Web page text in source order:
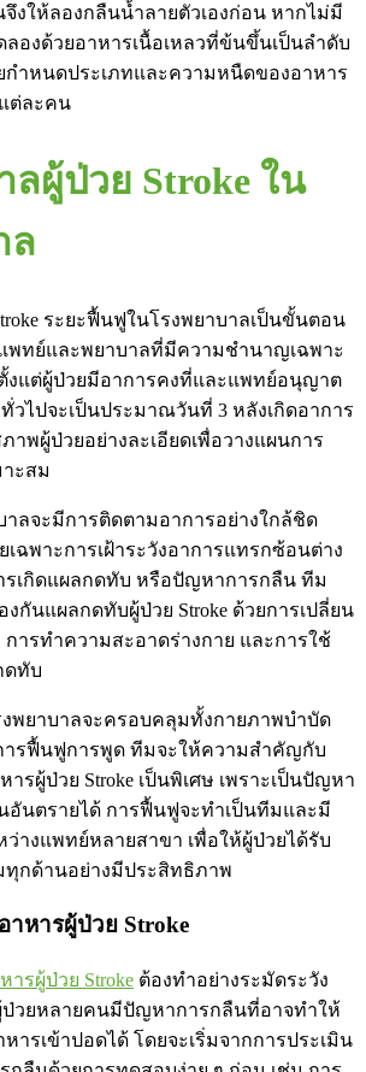
งให้ลองกลืนน้ำลายตัวเองก่อน หากไม่มี
ลองด้วยอาหารเนื้อเหลวที่ข้นขึ้นเป็นลำดับ
กำหนดประเภทและความหนืดของอาหาร
ต่ละคน
ลผู้ป่วย Stroke ใน
ล
ระยะฟื้นฟูในโรงพยาบาลเป็นขั้นตอน
ทย์และพยาบาลที่มีความชำนาญเฉพาะ
งแต่ผู้ป่วยมีอาการคงที่และแพทย์อนุญาต
วไปจะเป็นประมาณวันที่ 3 หลังเกิดอาการ
าพผู้ป่วยอย่างละเอียดเพื่อวางแผนการ
ะสม
าลจะมีการติดตามอาการอย่างใกล้ชิด
เฉพาะการเฝ้าระวังอาการแทรกซ้อนต่าง
รเกิดแผลกดทับ หรือปัญหาการกลืน ทีม
กันแผลกดทับผู้ป่วย Stroke ด้วยการเปลี่ยน
ารทำความสะอาดร่างกาย และการใช้
ดทับ
พยาบาลจะครอบคลุมทั้งกายภาพบำบัด
ารฟื้นฟูการพูด ทีมจะให้ความสำคัญกับ
รผู้ป่วย Stroke เป็นพิเศษ เพราะเป็นปัญหา
อันตรายได้ การฟื้นฟูจะทำเป็นทีมและมี
ว่างแพทย์หลายสาขา เพื่อให้ผู้ป่วยได้รับ
กด้านอย่างมีประสิทธิภาพ
าหารผู้ป่วย Stroke
ารผู้ป่วย Stroke ต้องทำอย่างระมัดระวัง
ป่วยหลายคนมีปัญหาการกลืนที่อาจทำให้
ารเข้าปอดได้ โดยจะเริ่มจากการประเมิน